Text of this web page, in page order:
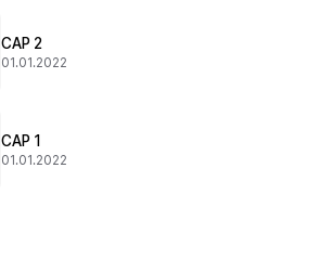
CAP 2
01.01.2022
CAP 1
01.01.2022